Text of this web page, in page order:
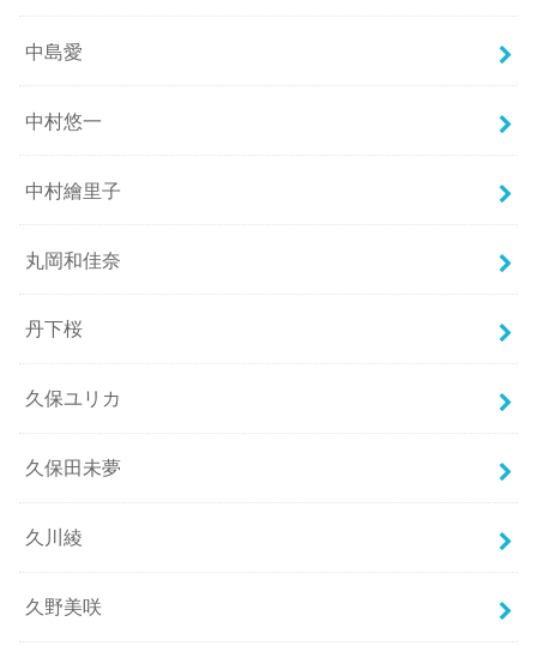
中島愛
中村悠一
中村繪里子
丸岡和佳奈
丹下桜
久保ユリカ
久保田未夢
久川綾
久野美咲